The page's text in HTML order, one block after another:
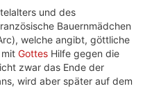
und des
Bauernmädchen
welche angibt, göttliche
Gottes Hilfe gegen die
zwar das Ende der
wird aber später auf dem